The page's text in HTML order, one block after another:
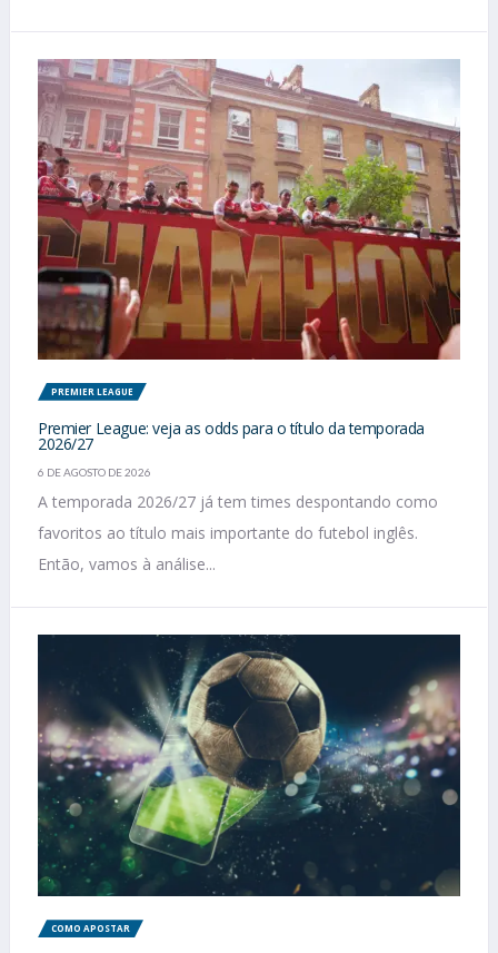
PREMIER LEAGUE
Premier League: veja as odds para o título da temporada
2026/27
6 DE AGOSTO DE 2026
A temporada 2026/27 já tem times despontando como
favoritos ao título mais importante do futebol inglês.
Então, vamos à análise...
COMO APOSTAR